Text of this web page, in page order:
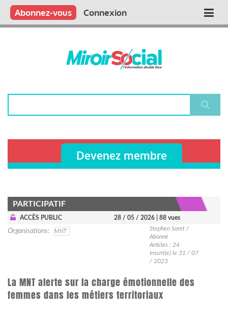
Aller
contenu
Main
Qui sommes nous ?
Vous publiez
Nous publions
Contactez-nous
Abonnez-vous Connexion
Devenez membre
PARTICIPATIF
ACCÈS PUBLIC 28 / 05 / 2026 | 88 vues
Organisations MNT
Stephen Soret /
Abonné
Articles : 24
Inscrit(e) le 31 / 07
/ 2023
La MNT alerte sur la charge émotionnelle des
femmes dans les métiers territoriaux